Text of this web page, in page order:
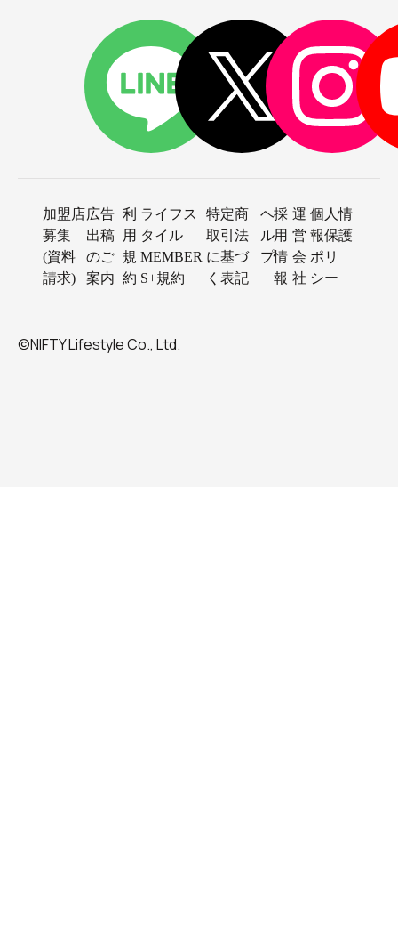
加盟店
募集
(資料
請求)
広告
出稿
のご
案内
利
用
規
約
ライフス
タイル
MEMBER
S+規約
特定商
取引法
に基づ
く表記
ヘ
ル
プ
採
用
情
報
運
営
会
社
個人情
報保護
ポリ
シー
©NIFTY Lifestyle Co., Ltd.